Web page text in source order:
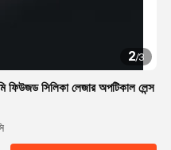
2/3
ফিউজড সিলিকা লেজার অপটিকাল লেন্স